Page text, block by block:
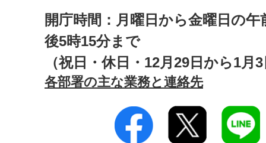
開庁時間：月曜日から金曜日の午
後5時15分まで
（祝日・休日・12月29日から1月
各部署の主な業務と連絡先